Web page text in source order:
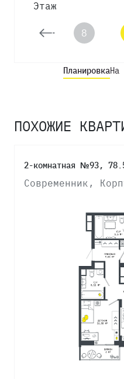
Этаж
9 8
ПланировкаНа
ПОХОЖИЕ
2-комнатная №93,
Современник,